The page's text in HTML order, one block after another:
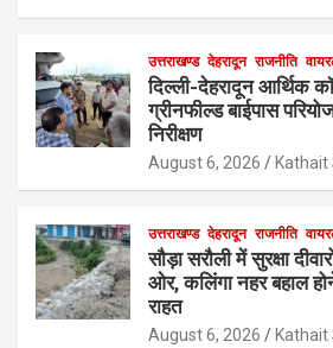
उत्तराखण्ड देहरादून राजनीति
दिल्ली-देहरादून आर्थिक
ग्रीनफील्ड बाईपास
निरीक्षण
August 6, 2026 Kathait
उत्तराखण्ड देहरादून राजनीति
सौड़ा सरौली में सुरक्षा
ओर, कलिंगा नहर बहाल
राहत
August 6, 2026 Kathait